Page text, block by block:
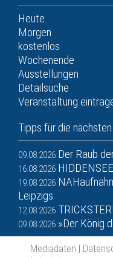
Heute
Morgen
kostenlos
Wochenende
Ausstellungen
Detailsuche
Veranstaltung
Tipps für die
09.08.2026 Der Raub
16.08.2026 HIDDENSEE
19.08.2026
Leipzigs
12.08.2026
09.08.2026 »Der König
Mediadaten |